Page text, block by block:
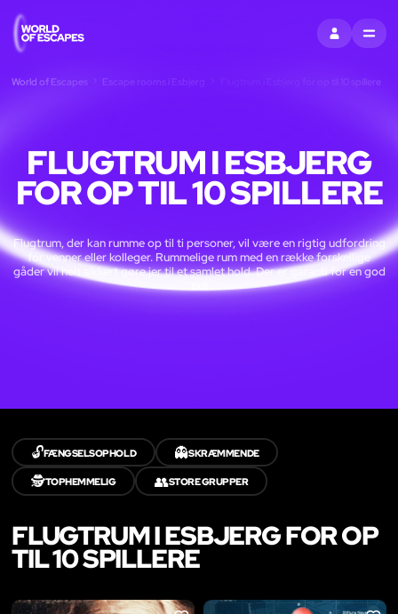
LOG INDMENU
World of Escapes Escape rooms i Esbjerg Flugtrum i Esbjerg for op til 10 spillere
FLUGTRUM I ESBJERG
FOR OP TIL 10 SPILLERE
Flugtrum, der kan rumme op til ti personer, vil være en rigtig udfordring
for venner eller kolleger. Rummelige rum med en række forskellige
gåder vil helt sikkert gøre jer til et samlet hold. Der er garanti for en god
🔓FÆNGSELSOPHOLD 👻SKRÆMMENDE
🕵️TOPHEMMELIG 👥STORE GRUPPER
FLUGTRUM I ESBJERG FOR OP
TIL 10 SPILLERE